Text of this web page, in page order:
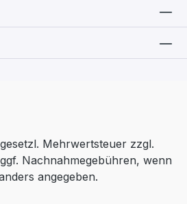
Mehrwertsteuer zzgl.
Nachnahmegebühren, wenn
angegeben.